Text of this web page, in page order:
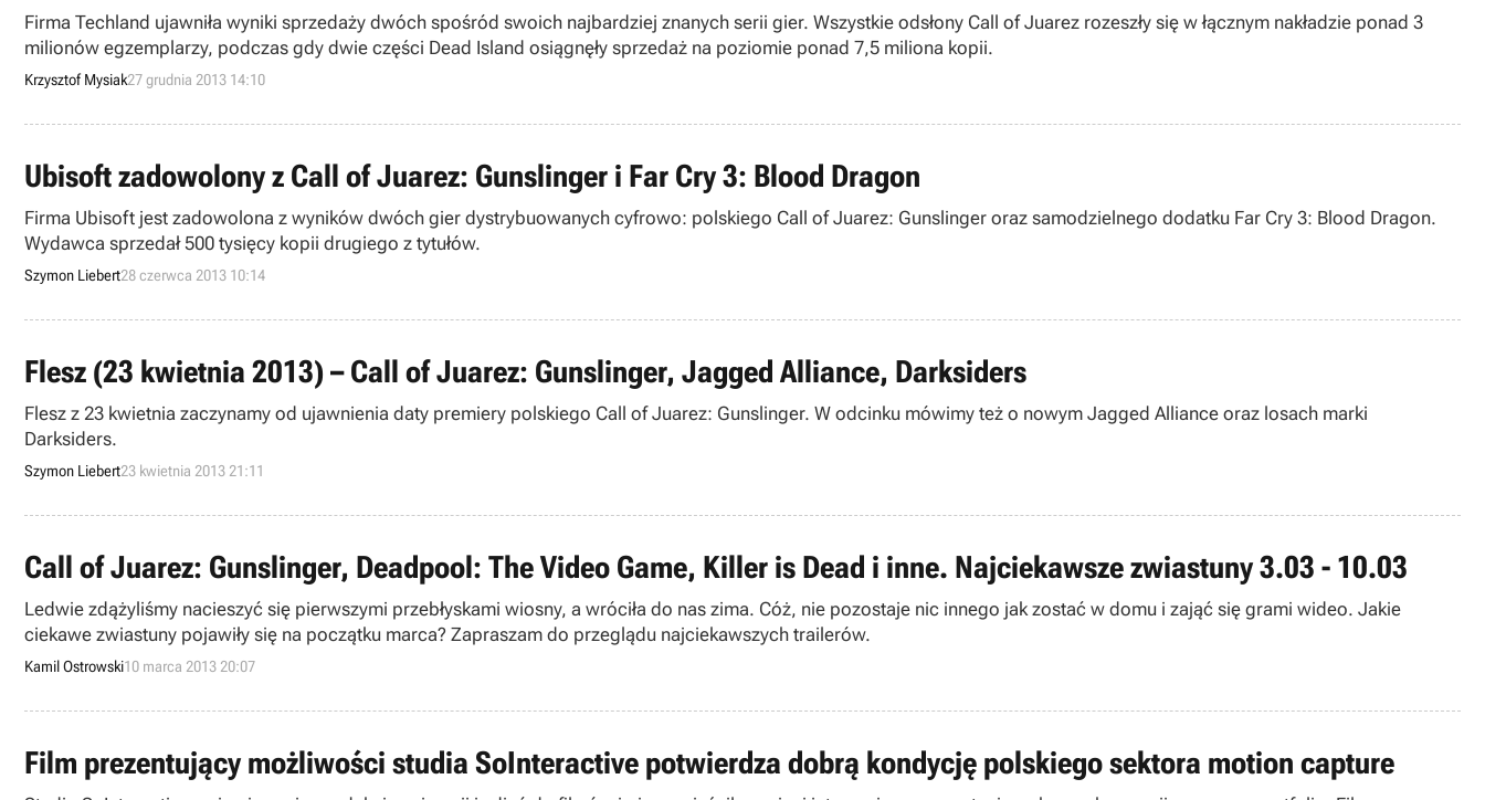
Firma Techland ujawniła wyniki sprzedaży dwóch spośród swoich najbardziej znanych serii gier. Wszystkie odsłony Call of Juarez rozeszły się w łącznym nakładzie ponad 3
milionów egzemplarzy, podczas gdy dwie części Dead Island osiągnęły sprzedaż na poziomie ponad 7,5 miliona kopii.
Krzysztof Mysiak27 grudnia 2013 14:10
Ubisoft zadowolony z Call of Juarez: Gunslinger i Far Cry 3: Blood Dragon
Firma Ubisoft jest zadowolona z wyników dwóch gier dystrybuowanych cyfrowo: polskiego Call of Juarez: Gunslinger oraz samodzielnego dodatku Far Cry 3: Blood Dragon.
Wydawca sprzedał 500 tysięcy kopii drugiego z tytułów.
Szymon Liebert28 czerwca 2013 10:14
Flesz (23 kwietnia 2013) – Call of Juarez: Gunslinger, Jagged Alliance, Darksiders
Flesz z 23 kwietnia zaczynamy od ujawnienia daty premiery polskiego Call of Juarez: Gunslinger. W odcinku mówimy też o nowym Jagged Alliance oraz losach marki
Darksiders.
Szymon Liebert23 kwietnia 2013 21:11
Call of Juarez: Gunslinger, Deadpool: The Video Game, Killer is Dead i inne. Najciekawsze zwiastuny 3.03 - 10.03
Ledwie zdążyliśmy nacieszyć się pierwszymi przebłyskami wiosny, a wróciła do nas zima. Cóż, nie pozostaje nic innego jak zostać w domu i zająć się grami wideo. Jakie
ciekawe zwiastuny pojawiły się na początku marca? Zapraszam do przeglądu najciekawszych trailerów.
Kamil Ostrowski10 marca 2013 20:07
Film prezentujący możliwości studia SoInteractive potwierdza dobrą kondycję polskiego sektora motion capture